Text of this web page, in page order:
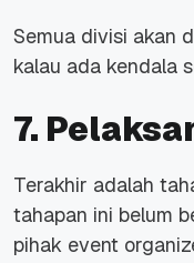
Semua divisi akan
kalau ada kendala
7.
Terakhir adalah
tahapan ini belum
pihak event